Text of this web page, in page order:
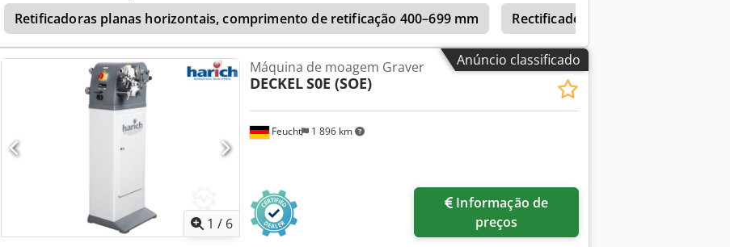
Retificadoras planas horizontais, comprimento de retificação 400–699 mm
Rectificadoras cilíndricas com
Anúncio classificado
1 / 6
Feucht 1 896 km
Máquina de moagem Graver
DECKELS0E (SOE)
preços